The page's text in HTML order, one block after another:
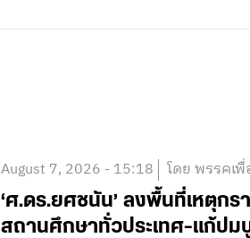
August 7, 2026 - 15:18 โดย พรรคเพื่
‘ศ.ดร.ยศชนัน’ ลงพื้นที่เหตุก
สถานศึกษาทั่วประเทศ-แก้ปม